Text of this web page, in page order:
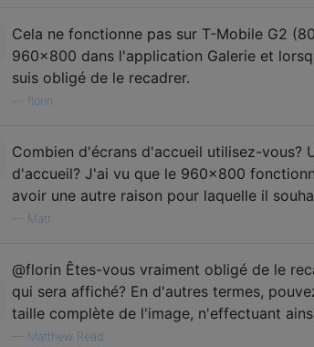
Cela ne fonctionne pas sur T-Mobile G2
960x800 dans l'application Galerie et
suis obligé de le recadrer.
florin
Combien d'écrans d'accueil utilisez-vous?
d'accueil? J'ai vu que le 960x800
avoir une autre raison pour laquelle il
Matt
@florin Êtes-vous vraiment obligé de le
qui sera affiché? En d'autres termes,
taille complète de l'image, n'effectuant
Matthew Read